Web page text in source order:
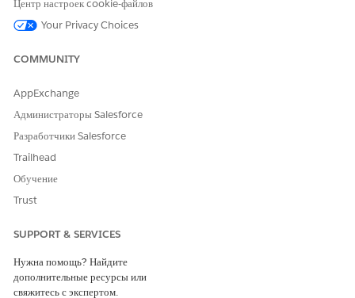
Позволяет Salesforce отслеживать и обрабатывать неудачные
доставки эл. почты (оттоки) для исходящих сообщений эл.
невозможности успешной доставки сообщений.
ЭТА СТАТЬЯ РЕШИЛА ВАШУ ПРОБЛЕМУ?
Оставьте свой отзыв, чтобы мы могли стать лучше!
Центр настроек cookie-файлов
Your Privacy Choices
COMMUNITY
AppExchange
Администраторы Salesforce
Разработчики Salesforce
Trailhead
Обучение
Trust
SUPPORT & SERVICES
Нужна помощь? Найдите
дополнительные ресурсы или
свяжитесь с экспертом.